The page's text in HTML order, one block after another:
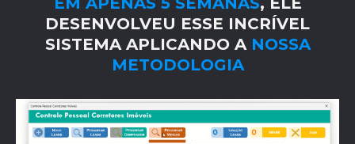
DESENVOLVEU ESSE INCRÍVEL
SISTEMA APLICANDO A NOSSA
METODOLOGIA